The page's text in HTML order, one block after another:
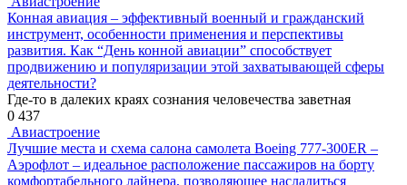
Конная авиация – эффективный военный и гражданский
инструмент, особенности применения и перспективы
развития. Как “День конной авиации” способствует
продвижению и популяризации этой захватывающей сферы
деятельности?
Где-то в далеких краях сознания человечества заветная
0 437
Авиастроение
Лучшие места и схема салона самолета Boeing 777-300ER –
Аэрофлот – идеальное расположение пассажиров на борту
комфортабельного лайнера, позволяющее насладиться